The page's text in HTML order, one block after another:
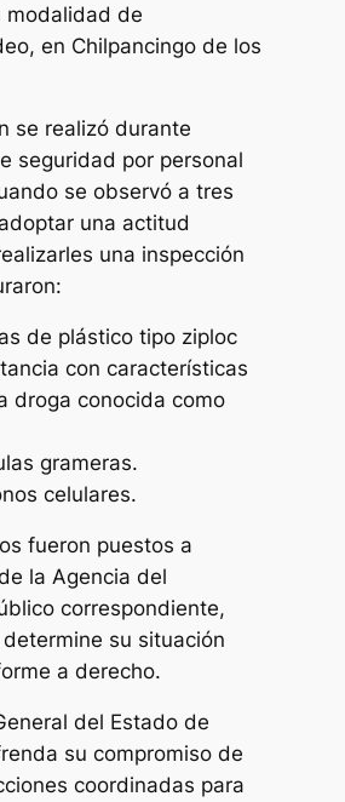
modalidad de
en Chilpancingo de los
se realizó durante
seguridad por personal
se observó a tres
una actitud
una inspección
de plástico tipo ziploc
con características
droga conocida como
grameras.
celulares.
fueron puestos a
la Agencia del
correspondiente,
su situación
a derecho.
del Estado de
su compromiso de
coordinadas para